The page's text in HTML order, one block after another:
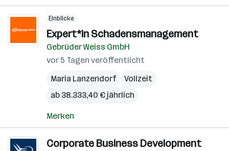
Einblicke
Expert*in Schadensmanagement
Gebrüder Weiss GmbH
vor 5 Tagen veröffentlicht
Maria Lanzendorf
Vollzeit
ab 38.333,40 € jährlich
Merken
Corporate Business Development